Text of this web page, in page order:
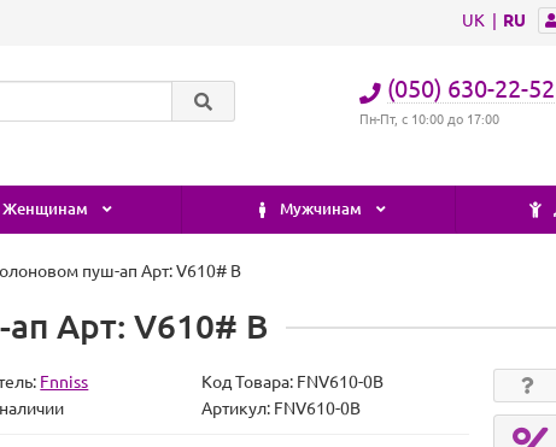
UK RU
(050) 630-22-52
Пн-Пт, с 10:00 до 17:00
Женщинам Мужчинам
пуш-ап Арт: V610# B
Арт: V610# B
Fnniss Код Товара: FNV610-0B
Артикул: FNV610-0B